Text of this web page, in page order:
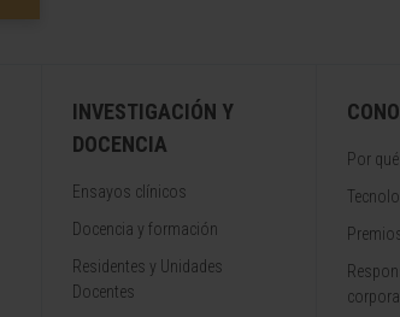
INVESTIGACIÓN Y
DOCENCIA
Ensayos clínicos
Docencia y formación
Residentes y Unidades
Docentes
Por